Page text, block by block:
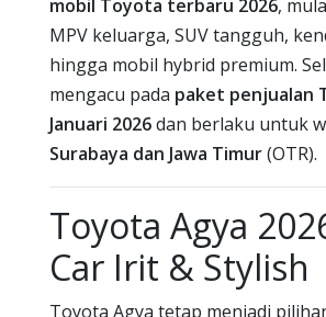
mobil Toyota terbaru 2026,
MPV keluarga, SUV tangguh,
hingga mobil hybrid premium.
mengacu pada paket penjualan
Januari 2026dan berlaku untuk
Surabaya dan Jawa Timur(OTR).
Toyota Agya
Car Irit & Stylish
Toyota Agya tetap menjadi